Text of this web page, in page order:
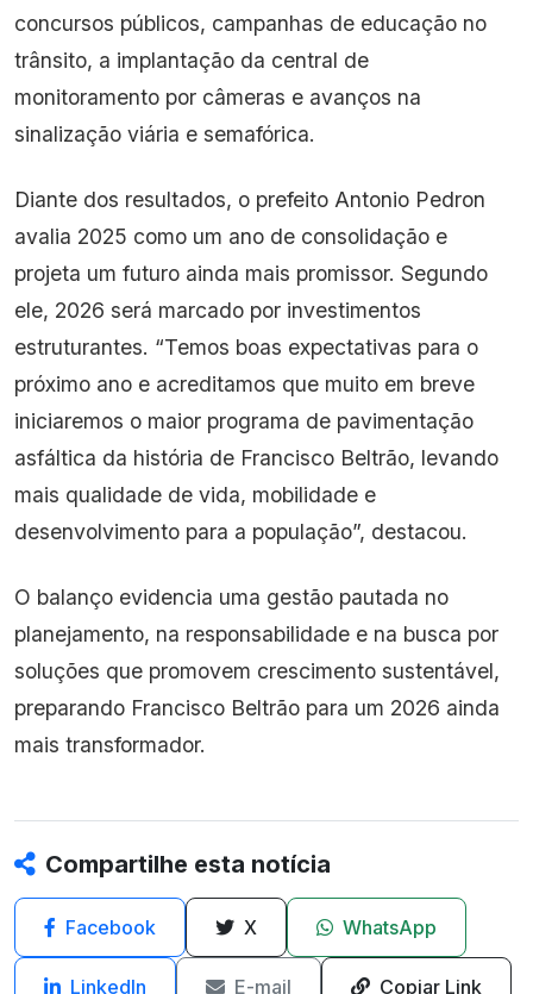
concursos públicos, campanhas de educação no
trânsito, a implantação da central de
monitoramento por câmeras e avanços na
sinalização viária e semafórica.
Diante dos resultados, o prefeito Antonio Pedron
avalia 2025 como um ano de consolidação e
projeta um futuro ainda mais promissor. Segundo
ele, 2026 será marcado por investimentos
estruturantes. “Temos boas expectativas para o
próximo ano e acreditamos que muito em breve
iniciaremos o maior programa de pavimentação
asfáltica da história de Francisco Beltrão, levando
mais qualidade de vida, mobilidade e
desenvolvimento para a população”, destacou.
O balanço evidencia uma gestão pautada no
planejamento, na responsabilidade e na busca por
soluções que promovem crescimento sustentável,
preparando Francisco Beltrão para um 2026 ainda
mais transformador.
Compartilhe esta notícia
Facebook X WhatsApp
LinkedIn E-mail Copiar Link